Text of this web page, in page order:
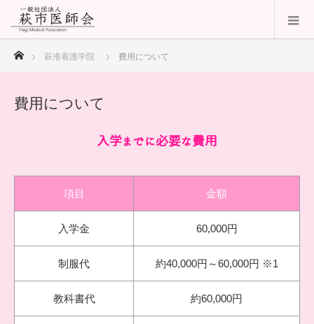
ホーム
萩准看護学院 費用について
費用について
入学までに必要な費用
項目 金額
入学金 60,000円
制服代 約40,000円～60,000円 ※1
教科書代 約60,000円